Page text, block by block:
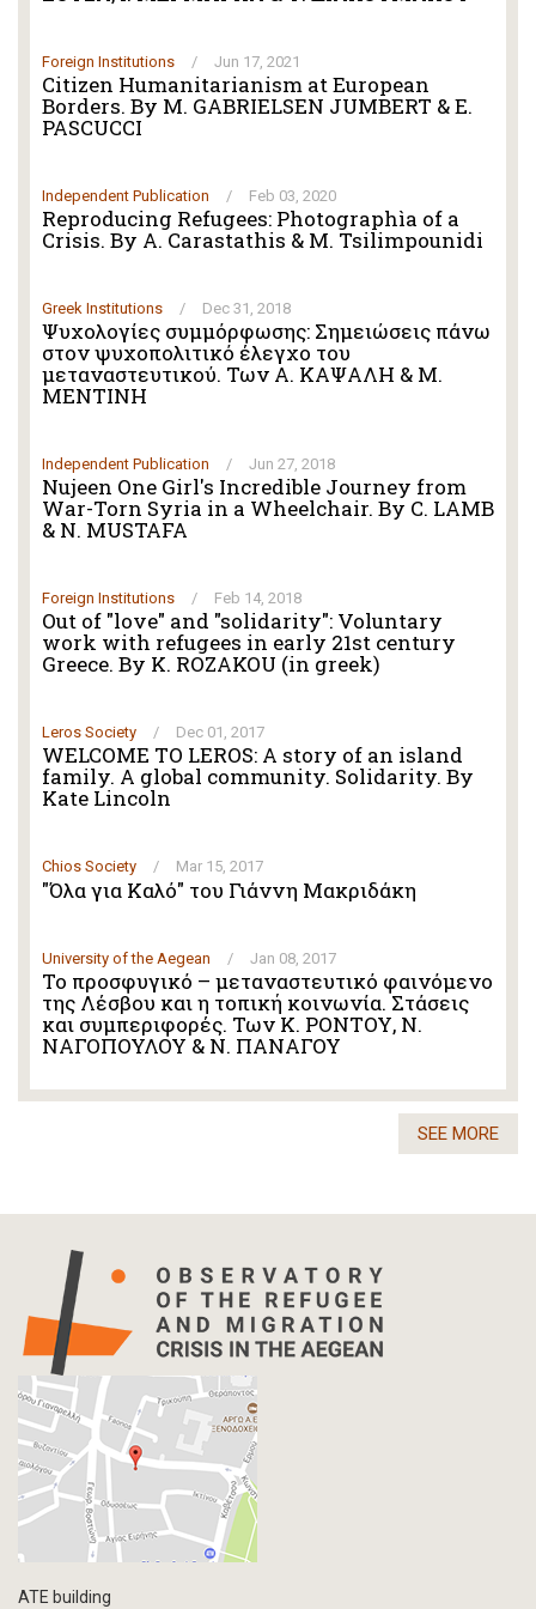
Foreign Institutions / Jun 17, 2021
Citizen Humanitarianism at European
Borders. By M. GABRIELSEN JUMBERT & E.
PASCUCCI
Independent Publication / Feb 03, 2020
Reproducing Refugees: Photographìa of a
Crisis. By A. Carastathis & M. Tsilimpounidi
Greek Institutions / Dec 31, 2018
Ψυχολογίες συμμόρφωσης: Σημειώσεις πάνω
στον ψυχοπολιτικό έλεγχο του
μεταναστευτικού. Των Α. ΚΑΨΑΛΗ & Μ.
ΜΕΝΤΙΝΗ
Independent Publication / Jun 27, 2018
Nujeen One Girl's Incredible Journey from
War-Torn Syria in a Wheelchair. By C. LAMB
& N. MUSTAFA
Foreign Institutions / Feb 14, 2018
Out of "love" and "solidarity": Voluntary
work with refugees in early 21st century
Greece. By K. ROZAKOU (in greek)
Leros Society / Dec 01, 2017
WELCOME TO LEROS: A story of an island
family. A global community. Solidarity. By
Kate Lincoln
Chios Society / Mar 15, 2017
"Όλα για Καλό" του Γιάννη Μακριδάκη
University of the Aegean / Jan 08, 2017
Το προσφυγικό – μεταναστευτικό φαινόμενο
της Λέσβου και η τοπική κοινωνία. Στάσεις
και συμπεριφορές. Των Κ. ΡΟΝΤΟΥ, Ν.
ΝΑΓΟΠΟΥΛΟΥ & Ν. ΠΑΝΑΓΟΥ
SEE MORE
ATE building